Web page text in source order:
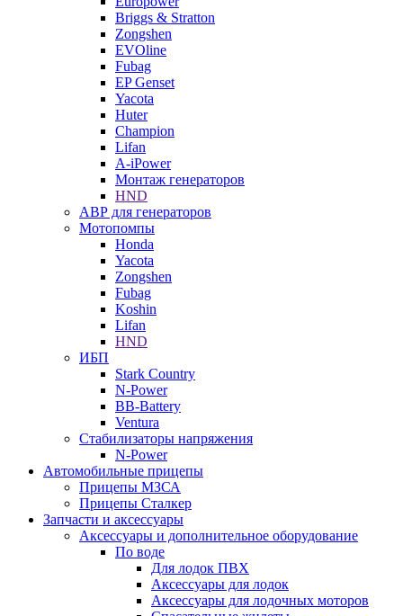
Briggs & Stratton
Zongshen
EVOline
Fubag
EP Genset
Yacota
Huter
Champion
Lifan
A-iPower
Монтаж генераторов
HND
АВР для генераторов
Мотопомпы
Honda
Yacota
Zongshen
Fubag
Koshin
Lifan
HND
ИБП
Stark Country
N-Power
BB-Battery
Ventura
Стабилизаторы напряжения
N-Power
Автомобильные прицепы
Прицепы МЗСА
Прицепы Сталкер
Запчасти и аксессуары
Аксессуары и дополнительное оборудование
По воде
Для лодок ПВХ
Аксессуары для лодок
Аксессуары для лодочных моторов